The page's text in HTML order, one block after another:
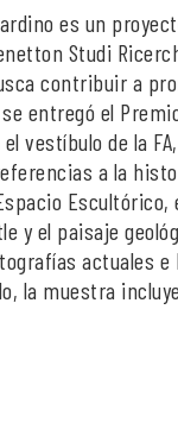
es un
Studi
contribuir a
entregó el
vestíbulo de la
a la
Escultórico,
y el paisaje
actuales
la muestra